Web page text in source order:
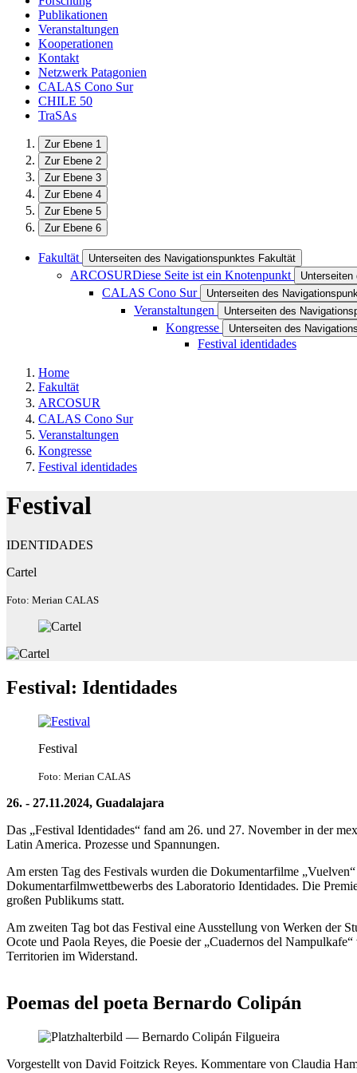
Publikationen
Veranstaltungen
Kooperationen
Kontakt
Netzwerk Patagonien
CALAS Cono Sur
CHILE 50
TraSAs
Zur Ebene 1
Zur Ebene 2
Zur Ebene 3
Zur Ebene 4
Zur Ebene 5
Zur Ebene 6
Fakultät Unterseiten des Navigationspunktes Fakultät
ARCOSURDiese Seite ist ein Knotenpunkt Unterseiten
CALAS Cono Sur Unterseiten des
Veranstaltungen Unterseiten des
Kongresse Unterseiten des
Festival identidades
Home
Fakultät
ARCOSUR
CALAS Cono Sur
Veranstaltungen
Kongresse
Festival identidades
Festival
IDENTIDADES
Cartel
Foto: Merian CALAS
Festival: Identidades
Festival
Foto: Merian CALAS
26. - 27.11.2024, Guadalajara
Das „Festival Identidades“ fand am 26. und 27. November in der
Latin America. Prozesse und Spannungen.
Am ersten Tag des Festivals wurden die Dokumentarfilme
Dokumentarfilmwettbewerbs des Laboratorio Identidades. Die
großen Publikums statt.
Am zweiten Tag bot das Festival eine Ausstellung von Werken der
Ocote und Paola Reyes, die Poesie der „Cuadernos del
Territorien im Widerstand.
Poemas del poeta Bernardo Colipán
Vorgestellt von David Foitzick Reyes. Kommentare von Claudia